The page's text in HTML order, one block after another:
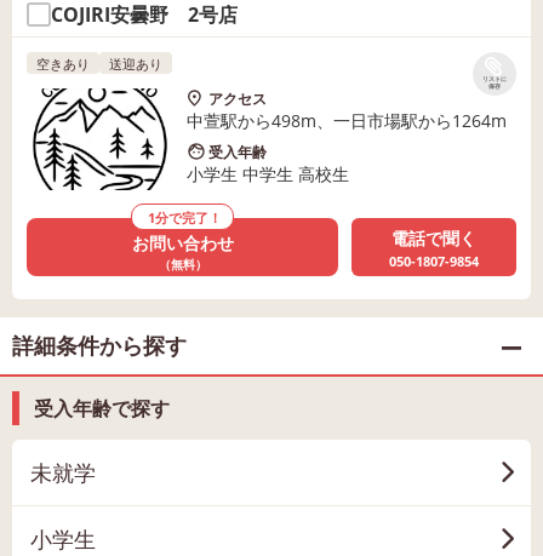
COJIRI安曇野 2号店
リストに
保存
空きあり 送迎あり
アクセス
中萱駅から498m、一日市場駅から1264m
受入年齢
小学生 中学生 高校生
1分で完了！
お問い合わせ
（無料）
電話で聞く
050-1807-9854
詳細条件から探す
受入年齢で探す
未就学
小学生